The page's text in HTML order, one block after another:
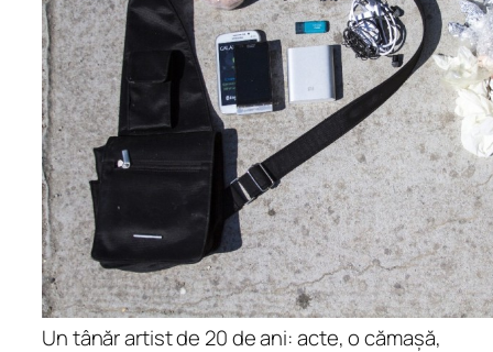
Un tânăr artist de 20 de ani: acte, o cămașă,